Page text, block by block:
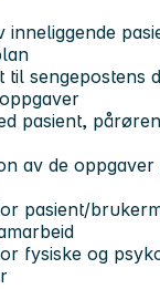
inneliggende
til sengepostens
pasient,
av de
pasient/
fysiske og